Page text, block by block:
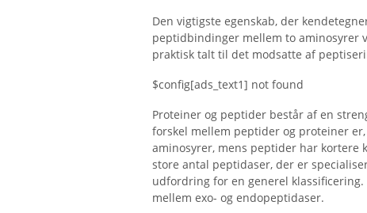
Den vigtigste egenskab, der
peptidbindinger mellem to aminosyrer
praktisk talt til det modsatte af
$config[ads_text1] not found
Proteiner og peptider består af en
forskel mellem peptider og proteiner
aminosyrer, mens peptider har
store antal peptidaser, der er
udfordring for en generel
mellem exo- og endopeptidaser.